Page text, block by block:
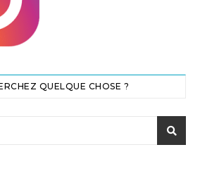
QUELQUE CHOSE ?